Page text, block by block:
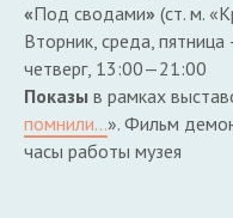
«Под сводами» (ст. м.
Вторник, среда,
четверг, 13:00—21:00
Показы в рамках
помнили…». Фильм
часы работы музея